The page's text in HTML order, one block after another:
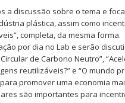
a discussão sobre o tema e
plástica, assim como
completa, da mesma forma.
por dia no Lab e serão
de Carbono Neutro”,
reutilizáveis?” e “O mundo
promover uma economia
são importantes para